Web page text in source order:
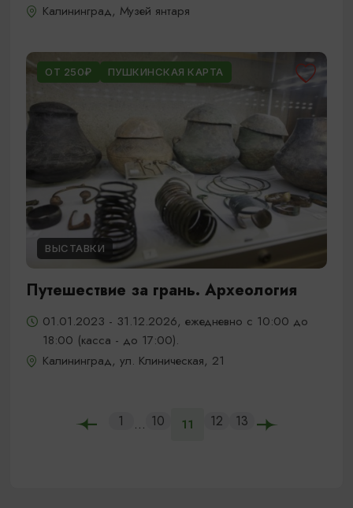
Калининград, Музей янтаря
ОТ 250₽ ПУШКИНСКАЯ КАРТА
ВЫСТАВКИ
Путешествие за грань. Археология
01.01.2023 - 31.12.2026, ежедневно с 10:00 до
18:00 (касса - до 17:00).
Калининград, ул. Клиническая, 21
1 ... 10 11 12 13